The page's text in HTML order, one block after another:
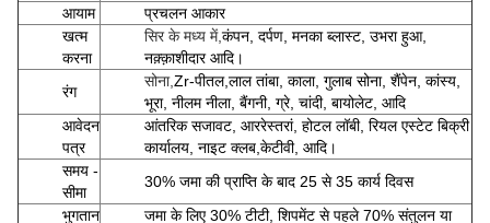
आयाम
प्रचलन आकार
खत्म
करना
सिर के मध्य में,कंपन, दर्पण, मनका ब्लास्ट, उभरा हुआ,
नक़्क़ाशीदार आदि।
रंग
सोना,Zr-पीतल,लाल तांबा, काला, गुलाब सोना, शैंपेन, कांस्य,
भूरा, नीलम नीला, बैंगनी, ग्रे, चांदी, बायोलेट, आदि
आवेदन
पत्र
आंतरिक सजावट, आररेस्तरां, होटल लॉबी, रियल एस्टेट बिक्री
कार्यालय, नाइट क्लब, केटीवी, आदि।
समय -
सीमा
30% जमा की प्राप्ति के बाद 25 से 35 कार्य दिवस
भुगतान
जमा के लिए 30% टीटी, शिपमेंट से पहले 70% संतुलन या